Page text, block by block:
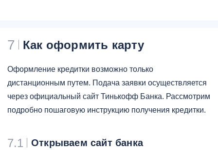
7 Как оформить карту
Оформление кредитки возможно только
дистанционным путем. Подача заявки осуществляется
через официальный сайт Тинькофф Банка. Рассмотрим
подробно пошаговую инструкцию получения кредитки.
7.1 Открываем сайт банка